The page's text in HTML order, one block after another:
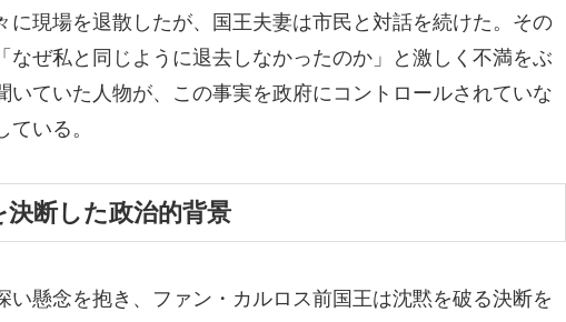
に現場を退散したが、国王夫妻は市民と対話を続けた。その
なぜ私と同じように退去しなかったのか」と激しく不満をぶ
いていた人物が、この事実を政府にコントロールされていな
いる。
断した政治的背景
い懸念を抱き、ファン・カルロス前国王は沈黙を破る決断を